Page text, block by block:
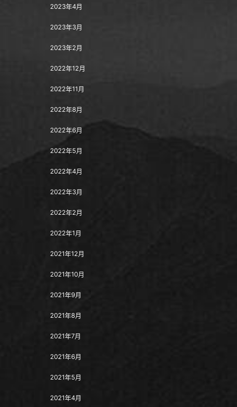
2023年4月
2023年3月
2023年2月
2022年12月
2022年11月
2022年8月
2022年6月
2022年5月
2022年4月
2022年3月
2022年2月
2022年1月
2021年12月
2021年10月
2021年9月
2021年8月
2021年7月
2021年6月
2021年5月
2021年4月